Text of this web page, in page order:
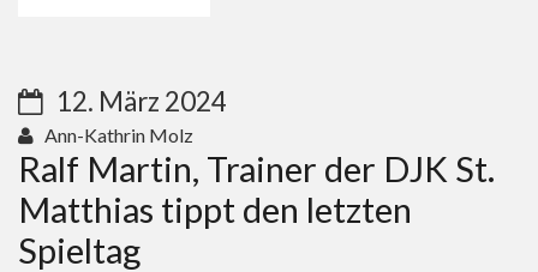
12. März 2024
Ann-Kathrin Molz
Ralf Martin, Trainer der DJK St.
Matthias tippt den letzten
Spieltag